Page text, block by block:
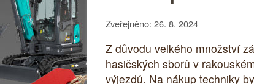
Zveřejněno: 26. 8. 2024
Z důvodu velkého množství
hasičských sborů v
výjezdů. Na nákup techniky